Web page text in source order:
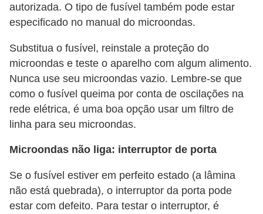
autorizada. O tipo de fusível também pode estar
especificado no manual do microondas.
Substitua o fusível, reinstale a proteção do
microondas e teste o aparelho com algum alimento.
Nunca use seu microondas vazio. Lembre-se que
como o fusível queima por conta de oscilações na
rede elétrica, é uma boa opção usar um filtro de
linha para seu microondas.
Microondas não liga: interruptor de porta
Se o fusível estiver em perfeito estado (a lâmina
não está quebrada), o interruptor da porta pode
estar com defeito. Para testar o interruptor, é